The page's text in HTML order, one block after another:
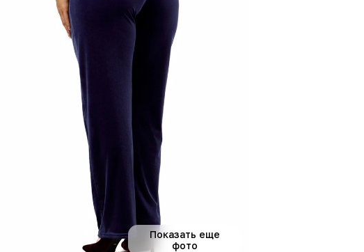
Показать еще
фото